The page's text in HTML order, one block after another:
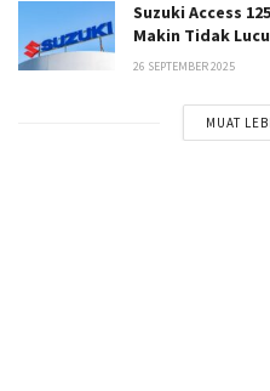
Suzuki Access
Makin Tidak Lucu
26 SEPTEMBER 2025
MUAT